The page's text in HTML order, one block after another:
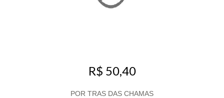
R$ 50,40
POR TRAS DAS CHAMAS